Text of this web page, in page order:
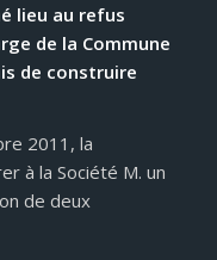
lieu au refus
de la Commune
de construire
2011, la
à la Société M. un
de deux